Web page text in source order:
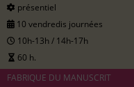
présentiel
10 vendredis journées
10h-13h / 14h-17h
60 h.
FABRIQUE DU MANUSCRIT